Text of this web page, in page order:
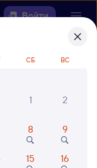
Войти
ж/д
путешествуют с
СБ ВС
1
2
8 9
15 16